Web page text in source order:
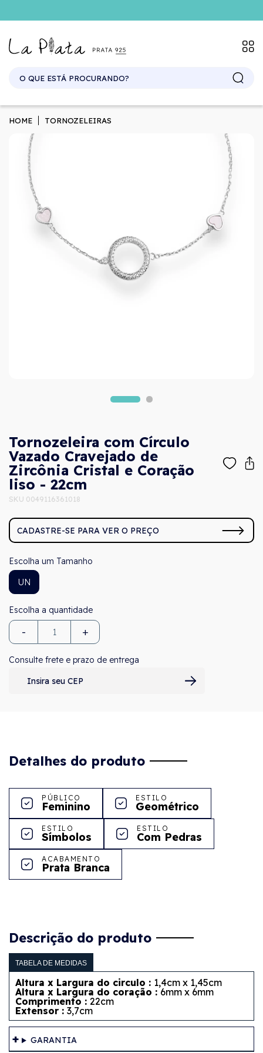
HOME TORNOZELEIRAS
Tornozeleira com Círculo
Vazado Cravejado de
Zircônia Cristal e Coração
liso - 22cm
SKU 0049116361018
CADASTRE-SE PARA VER O PREÇO
Tamanho
UN
- +
Consulte frete e prazo de entrega
Detalhes do produto
PÚBLICO
Feminino
ESTILO
Geométrico
ESTILO
Símbolos
ESTILO
Com Pedras
ACABAMENTO
Prata Branca
Descrição do produto
TABELA DE MEDIDAS
Altura x Largura do circulo : 1,4cm x 1,45cm
Altura x Largura do coração : 6mm x 6mm
Comprimento : 22cm
Extensor : 3,7cm
GARANTIA